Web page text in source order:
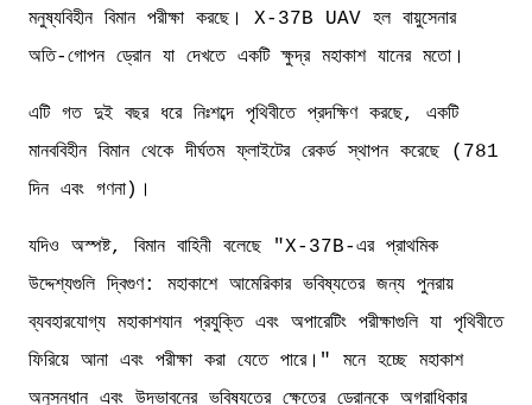
মনুষ্যবিহীন বিমান পরীক্ষা করছে। X-37B UAV হল বায়ুসেনার
অতি-গোপন ড্রোন যা দেখতে একটি ক্ষুদ্র মহাকাশ যানের মতো।
এটি গত দুই বছর ধরে নিঃশব্দে পৃথিবীতে প্রদক্ষিণ করছে, একটি
মানববিহীন বিমান থেকে দীর্ঘতম ফ্লাইটের রেকর্ড স্থাপন করেছে (781
দিন এবং গণনা)।
যদিও অস্পষ্ট, বিমান বাহিনী বলেছে "X-37B-এর প্রাথমিক
উদ্দেশ্যগুলি দ্বিগুণ: মহাকাশে আমেরিকার ভবিষ্যতের জন্য পুনরায়
ব্যবহারযোগ্য মহাকাশযান প্রযুক্তি এবং অপারেটিং পরীক্ষাগুলি যা পৃথিবীতে
ফিরিয়ে আনা এবং পরীক্ষা করা যেতে পারে।" মনে হচ্ছে মহাকাশ
অনুসন্ধান এবং উদ্ভাবনের ভবিষ্যতের ক্ষেত্রে ড্রোনকে অগ্রাধিকার